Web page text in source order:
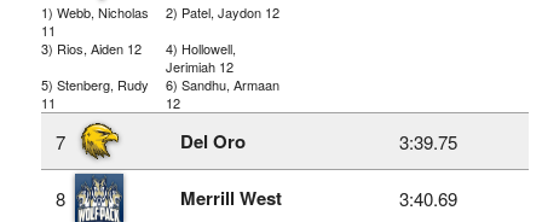
1) Webb, Nicholas
11
2) Patel, Jaydon 12
3) Rios, Aiden 12
4) Hollowell,
Jerimiah 12
5) Stenberg, Rudy
11
6) Sandhu, Armaan
12
7 Del Oro 3:39.75
8 Merrill West 3:40.69